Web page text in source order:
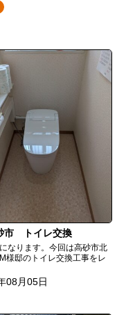
市 トイレ交換
なります。今回は高砂市北
様邸のトイレ交換工事をレ
08月05日